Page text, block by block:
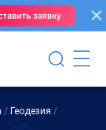
/ Геодезия /